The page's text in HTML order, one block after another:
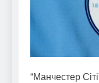
“Манчестер